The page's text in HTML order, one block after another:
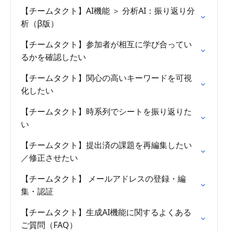
【チームタクト】AI機能 ＞ 分析AI：振り返り分
析（β版）
【チームタクト】参加者が相互に学び合ってい
るかを確認したい
【チームタクト】関心の高いキーワードを可視
化したい
【チームタクト】時系列でシートを振り返りた
い
【チームタクト】提出済の課題を再編集したい
／修正させたい
【チームタクト】 メールアドレスの登録・編
集・認証
【チームタクト】生成AI機能に関するよくある
ご質問（FAQ）